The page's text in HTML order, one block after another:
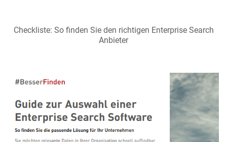
Checkliste: So finden Sie den richtigen Enterprise Search
Anbieter